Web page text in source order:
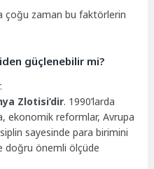
çoğu zaman bu faktörlerin
güçlenebilir mi?
Zlotisi’dir. 1990’larda
ekonomik reformlar, Avrupa
sayesinde para birimini
doğru önemli ölçüde